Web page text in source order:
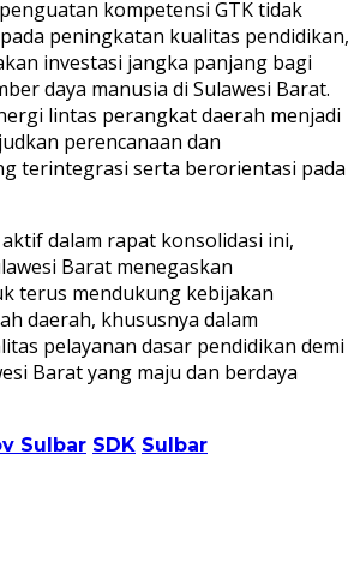
kompetensi GTK tidak
peningkatan kualitas pendidikan,
investasi jangka panjang bagi
daya manusia di Sulawesi Barat.
lintas perangkat daerah menjadi
perencanaan dan
terintegrasi serta berorientasi pada
dalam rapat konsolidasi ini,
Barat menegaskan
terus mendukung kebijakan
daerah, khususnya dalam
pelayanan dasar pendidikan demi
Barat yang maju dan berdaya
Sulbar SDK Sulbar